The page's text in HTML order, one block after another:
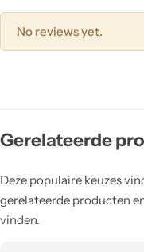
No reviews yet.
Gerelateerde
Deze populaire keuzes
gerelateerde producten
vinden.